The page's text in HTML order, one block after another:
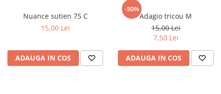
Nuance sutien 75 C
15,00 Lei
ADAUGA IN COS
-50%
Adagio tricou M
15,00 Lei
7,50 Lei
ADAUGA IN COS